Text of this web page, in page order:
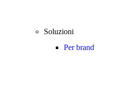
Soluzioni
Per brand